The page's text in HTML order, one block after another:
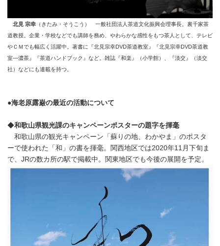
北見 宗幸 （きたみ・そうこう） 一般社団法人茶道文化振興会理事長。裏千家茶
道教授。企業・学校などでも講師を務め、やわらかな感性をもつ茶人として、テレビ
やＣＭでも幅広く活躍中。著書に『北見宗幸DVD茶道教室』『北見宗幸DVD茶道教
室―濃茶』『茶道ハンドブック』など。雑誌『和楽』（小学館）、『淡交』（淡交
社）などにも連載を持つ。
●海老原露巌の最近の活動について
◆和歌山県観光課のキャンペーンポスターの題字を揮毫
和歌山県の観光キャンペーン「蘇りの地、わかやま」のポスタ
ーで使われた「和」の書を揮毫。関西地区では2020年11月下旬ま
で、JRの数カ所の駅で掲載中。関東地区でも今後の展開を予定。